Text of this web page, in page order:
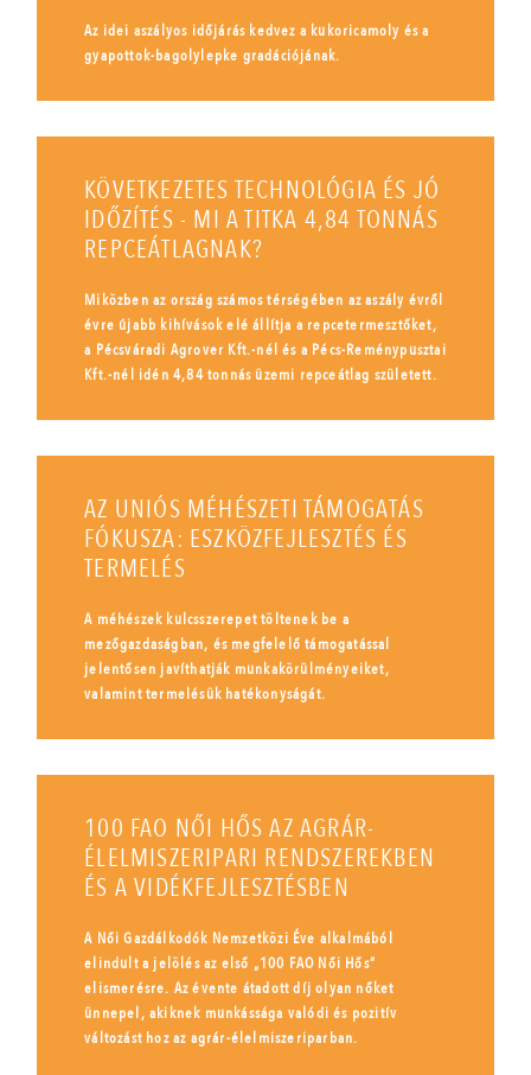
Az idei aszályos időjárás kedvez a kukoricamoly és a
gyapottok-bagolylepke gradációjának.
KÖVETKEZETES TECHNOLÓGIA ÉS JÓ
IDŐZÍTÉS - MI A TITKA 4,84 TONNÁS
REPCEÁTLAGNAK?
Miközben az ország számos térségében az aszály évről
évre újabb kihívások elé állítja a repcetermesztőket,
a Pécsváradi Agrover Kft.-nél és a Pécs-Reménypusztai
Kft.-nél idén 4,84 tonnás üzemi repceátlag született.
AZ UNIÓS MÉHÉSZETI TÁMOGATÁS
FÓKUSZA: ESZKÖZFEJLESZTÉS ÉS
TERMELÉS
A méhészek kulcsszerepet töltenek be a
mezőgazdaságban, és megfelelő támogatással
jelentősen javíthatják munkakörülményeiket,
valamint termelésük hatékonyságát.
100 FAO NŐI HŐS AZ AGRÁR-
ÉLELMISZERIPARI RENDSZEREKBEN
ÉS A VIDÉKFEJLESZTÉSBEN
A Női Gazdálkodók Nemzetközi Éve alkalmából
elindult a jelölés az első „100 FAO Női Hős”
elismerésre. Az évente átadott díj olyan nőket
ünnepel, akiknek munkássága valódi és pozitív
változást hoz az agrár-élelmiszeriparban.